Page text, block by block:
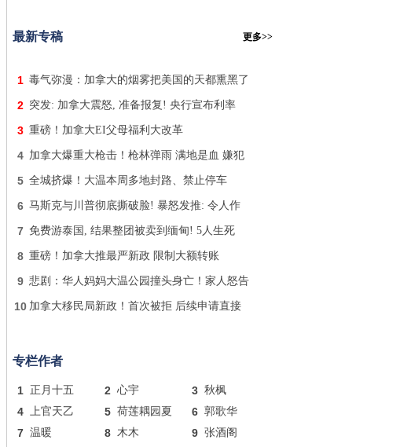
最新专稿 更多>>
1 毒气弥漫：加拿大的烟雾把美国的天都熏黑了
2 突发: 加拿大震怒, 准备报复! 央行宣布利率
3 重磅！加拿大EI父母福利大改革
4 加拿大爆重大枪击！枪林弹雨 满地是血 嫌犯
5 全城挤爆！大温本周多地封路、禁止停车
6 马斯克与川普彻底撕破脸! 暴怒发推: 令人作
7 免费游泰国, 结果整团被卖到缅甸! 5人生死
8 重磅！加拿大推最严新政 限制大额转账
9 悲剧：华人妈妈大温公园撞头身亡！家人怒告
10 加拿大移民局新政！首次被拒 后续申请直接
专栏作者
1 正月十五 2 心宇 3 秋枫
4 上官天乙 5 荷莲耦园夏 6 郭歌华
7 温暖 8 木木 9 张酒阁